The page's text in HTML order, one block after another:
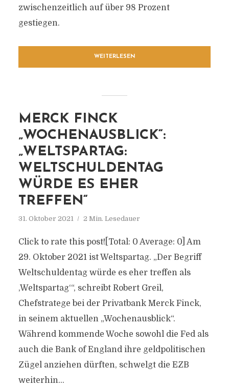
zwischenzeitlich auf über 98 Prozent
gestiegen.
WEITERLESEN
MERCK FINCK
„WOCHENAUSBLICK“:
„WELTSPARTAG:
WELTSCHULDENTAG
WÜRDE ES EHER
TREFFEN“
31. Oktober 2021 2 Min. Lesedauer
Click to rate this post![Total: 0 Average: 0] Am
29. Oktober 2021 ist Weltspartag. „Der Begriff
Weltschuldentag würde es eher treffen als
‚Weltspartag‘“, schreibt Robert Greil,
Chefstratege bei der Privatbank Merck Finck,
in seinem aktuellen „Wochenausblick“.
Während kommende Woche sowohl die Fed als
auch die Bank of England ihre geldpolitischen
Zügel anziehen dürften, schwelgt die EZB
weiterhin...